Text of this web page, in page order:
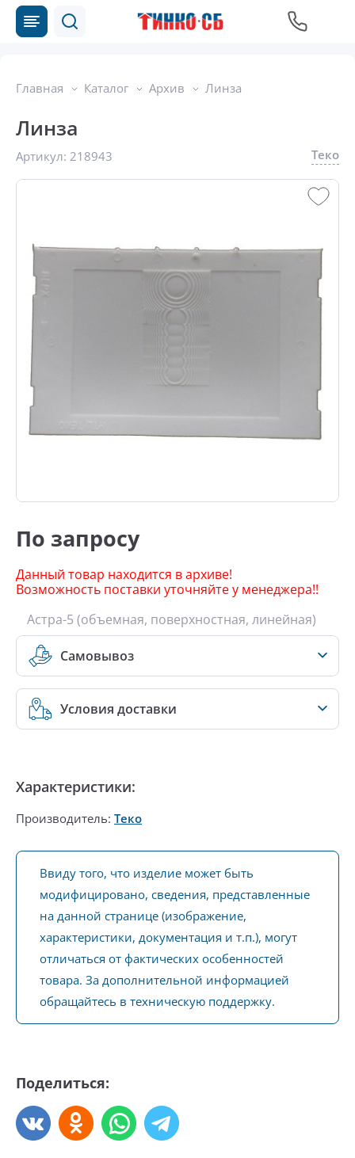
Главная Каталог Архив Линза
Линза
Артикул: 218943 Теко
По запросу
Данный товар находится в архиве!
Возможность поставки уточняйте у менеджера!!
Астра-5 (объемная, поверхностная, линейная)
Самовывоз
Условия доставки
Характеристики:
Производитель: Теко
Ввиду того, что изделие может быть
модифицировано, сведения, представленные
на данной странице (изображение,
характеристики, документация и т.п.), могут
отличаться от фактических особенностей
товара. За дополнительной информацией
обращайтесь в техническую поддержку.
Поделиться: